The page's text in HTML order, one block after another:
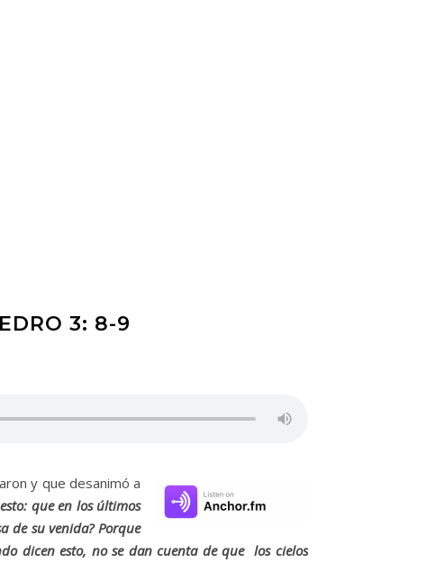
3: 8-9
y que desanimó a
que en los últimos
de su venida? Porque
dicen esto, no se dan cuenta de que los cielos